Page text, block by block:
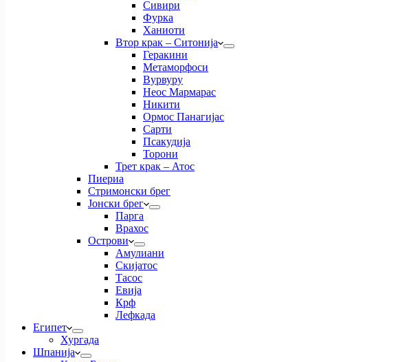
Сивири
Фурка
Ханиоти
Втор крак – Ситонија
Геракини
Метаморфоси
Вурвуру
Неос Мармарас
Никити
Ормос Панагијас
Сарти
Псакудија
Торони
Трет крак – Атос
Пиериа
Стримонски брег
Јонски брег
Парга
Врахос
Острови
Амулиани
Скијатос
Тасос
Евија
Крф
Лефкада
Египет
Хургада
Шпанија